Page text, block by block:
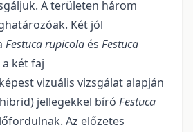
A területen három
Két jól
Festuca rupicola és Festuca
két faj
vizuális vizsgálat alapján
jellegekkel bíró Festuca
Az előzetes